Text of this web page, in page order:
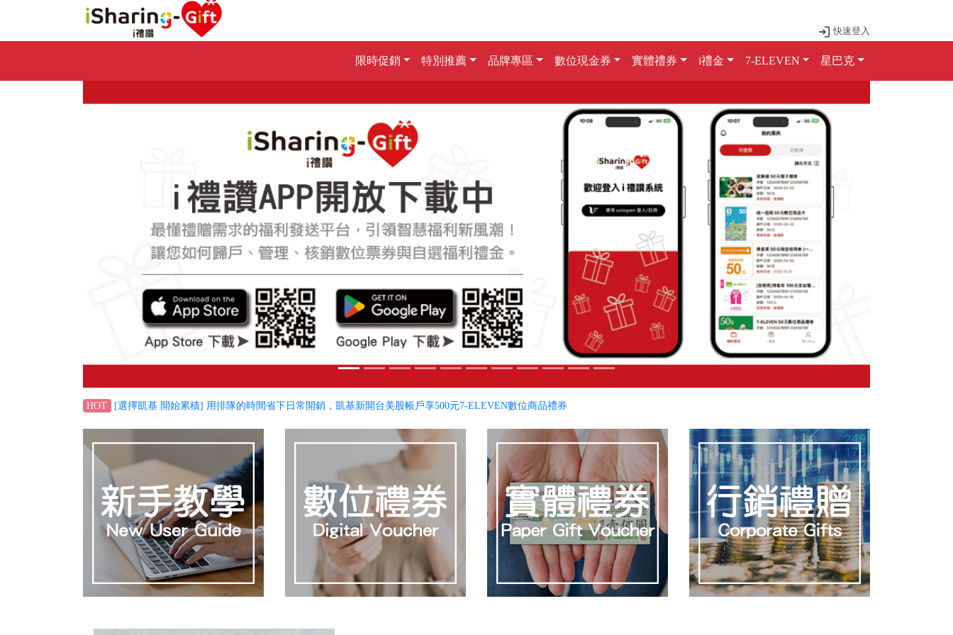
快速登入
限時促銷 特別推薦 品牌專區 數位現金券 實體禮券 i禮金 7-ELEVEN 星巴克
HOT [選擇凱基 開始累積] 用排隊的時間省下日常開銷，凱基新開台美股帳戶享500元7-ELEVEN數位商品禮券